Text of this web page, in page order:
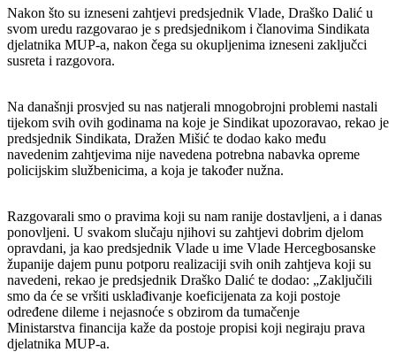
Nakon što su izneseni zahtjevi predsjednik Vlade, Draško Dalić u
svom uredu razgovarao je s predsjednikom i članovima Sindikata
djelatnika MUP-a, nakon čega su okupljenima izneseni zaključci
susreta i razgovora.
Na današnji prosvjed su nas natjerali mnogobrojni problemi nastali
tijekom svih ovih godinama na koje je Sindikat upozoravao, rekao je
predsjednik Sindikata, Dražen Mišić te dodao kako među
navedenim zahtjevima nije navedena potrebna nabavka opreme
policijskim službenicima, a koja je također nužna.
Razgovarali smo o pravima koji su nam ranije dostavljeni, a i danas
ponovljeni. U svakom slučaju njihovi su zahtjevi dobrim djelom
opravdani, ja kao predsjednik Vlade u ime Vlade Hercegbosanske
županije dajem punu potporu realizaciji svih onih zahtjeva koji su
navedeni, rekao je predsjednik Draško Dalić te dodao: „Zaključili
smo da će se vršiti usklađivanje koeficijenata za koji postoje
određene dileme i nejasnoće s obzirom da tumačenje
Ministarstva financija kaže da postoje propisi koji negiraju prava
djelatnika MUP-a.